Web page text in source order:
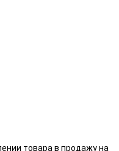
товара в продажу на